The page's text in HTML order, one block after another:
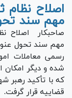
اصلاح نظام
مهم سند
صاحبکار اصلاح
مهم سند تحول
رسمی معاملات
شده و دیگر امکان
که با تأکید رهبر
قضاییه قرار گرفت.